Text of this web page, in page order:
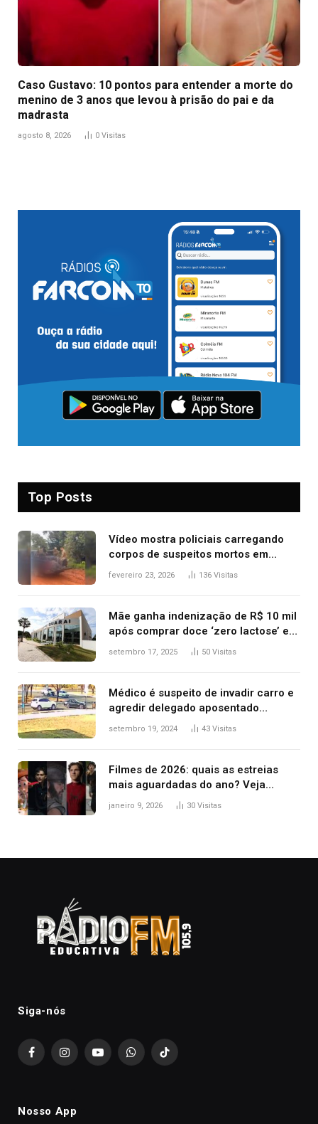
Caso Gustavo: 10 pontos para entender a morte do
menino de 3 anos que levou à prisão do pai e da
madrasta
agosto 8, 2026 0 Visitas
Top Posts
Vídeo mostra policiais carregando
corpos de suspeitos mortos em
confronto dentro de caminhonete
fevereiro 23, 2026 136 Visitas
Mãe ganha indenização de R$ 10 mil
após comprar doce ‘zero lactose’ e
filha ter reação alérgica grave
setembro 17, 2025 50 Visitas
Médico é suspeito de invadir carro e
agredir delegado aposentado
durante confusão no trânsito
setembro 19, 2024 43 Visitas
Filmes de 2026: quais as estreias
mais aguardadas do ano? Veja
principais lançamentos do cinema
janeiro 9, 2026 30 Visitas
Siga-nós
FacebookInstagramYouTubeWhatsAppTikTok
Nosso App